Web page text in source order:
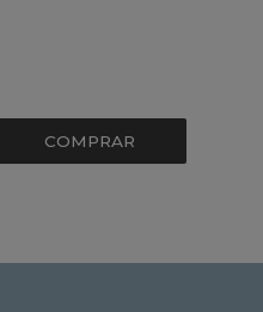
COMPRAR